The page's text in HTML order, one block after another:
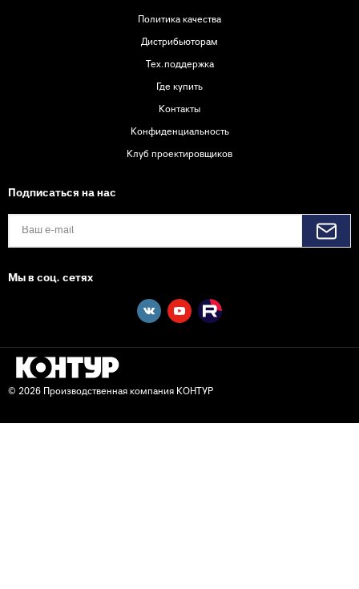
Политика качества
Дистрибьюторам
Тех.поддержка
Где купить
Контакты
Конфиденциальность
Клуб проектировщиков
Подписаться на нас
Мы в соц. сетях
© 2026 Производственная компания КОНТУР